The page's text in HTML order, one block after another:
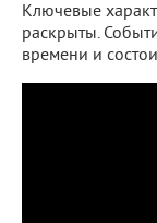
Ключевые
раскрыты.
времени и